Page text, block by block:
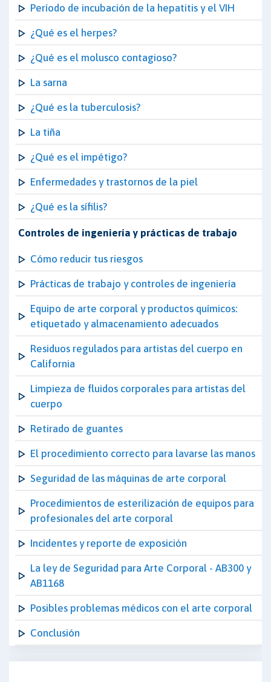
Período de incubación de la hepatitis y el VIH
¿Qué es el herpes?
¿Qué es el molusco contagioso?
La sarna
¿Qué es la tuberculosis?
La tiña
¿Qué es el impétigo?
Enfermedades y trastornos de la piel
¿Qué es la sífilis?
Controles de ingeniería y prácticas de trabajo
Cómo reducir tus riesgos
Prácticas de trabajo y controles de ingeniería
Equipo de arte corporal y productos químicos:
etiquetado y almacenamiento adecuados
Residuos regulados para artistas del cuerpo en
California
Limpieza de fluidos corporales para artistas del
cuerpo
Retirado de guantes
El procedimiento correcto para lavarse las manos
Seguridad de las máquinas de arte corporal
Procedimientos de esterilización de equipos para
profesionales del arte corporal
Incidentes y reporte de exposición
La ley de Seguridad para Arte Corporal - AB300 y
AB1168
Posibles problemas médicos con el arte corporal
Conclusión